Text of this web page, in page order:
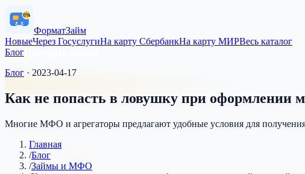
0%
ФорматЗайм
НовыеЧерез ГосуслугиНа карту СбербанкНа карту МИРВесь каталог
Блог
Блог · 2023-04-17
Как не попасть в ловушку при оформлении
Многие МФО и агрегаторы предлагают удобные условия для
Главная
/Блог
/Займы и МФО